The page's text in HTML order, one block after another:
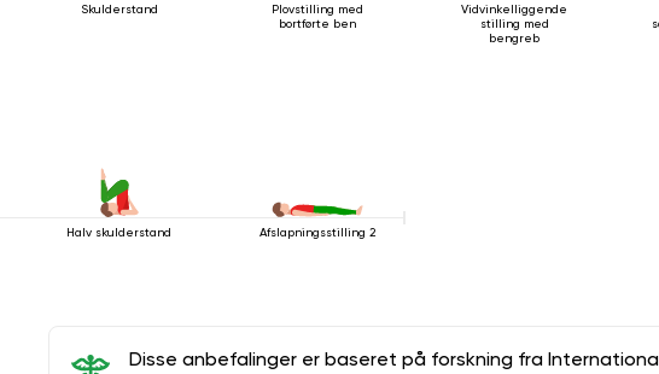
Skulderstand
Plovstilling med
bortførte ben
Vidvinkelliggende
stilling med
bengreb
Halv skulderstand Afslapningsstilling 2
Disse anbefalinger er baseret på forskning fra